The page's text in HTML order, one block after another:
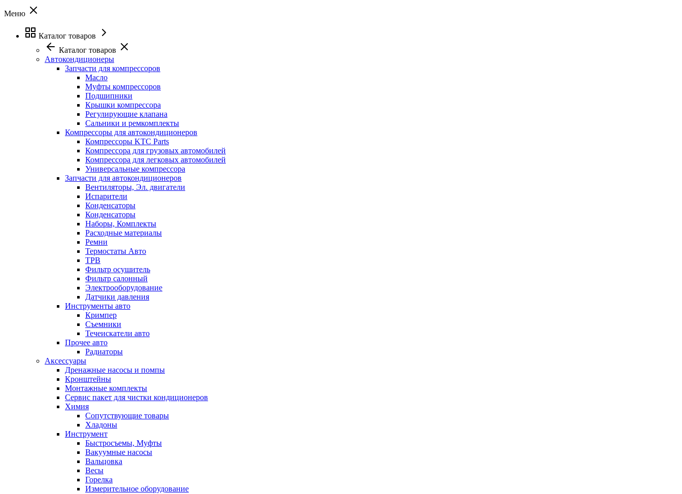
Меню
Каталог товаров
Каталог товаров
Автокондиционеры
Запчасти для компрессоров
Масло
Муфты компрессоров
Подшипники
Крышки компрессора
Регулирующие клапана
Сальники и ремкомплекты
Компрессоры для автокондиционеров
Компрессоры KTC Parts
Компрессора для грузовых автомобилей
Компрессора для легковых автомобилей
Универсальные компрессора
Запчасти для автокондиционеров
Вентиляторы, Эл. двигатели
Испарители
Конденсаторы
Конденсаторы
Наборы, Комплекты
Расходные материалы
Ремни
Термостаты Авто
ТРВ
Фильтр осушитель
Фильтр салонный
Электрооборудование
Датчики давления
Инструменты авто
Кримпер
Съемники
Течеискатели авто
Прочее авто
Радиаторы
Аксессуары
Дренажные насосы и помпы
Кронштейны
Монтажные комплекты
Сервис пакет для чистки кондиционеров
Химия
Сопутствующие товары
Хладоны
Инструмент
Быстросъемы, Муфты
Вакуумные насосы
Вальцовка
Весы
Горелка
Измерительное оборудование